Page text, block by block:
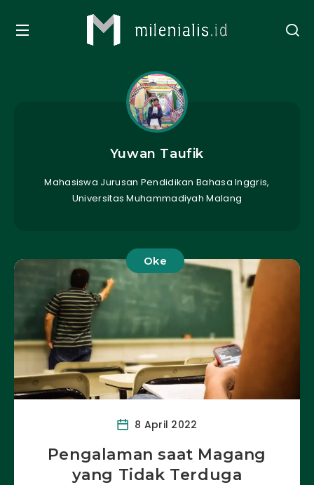
Yuwan Taufik
Mahasiswa Jurusan Pendidikan Bahasa Inggris,
Universitas Muhammadiyah Malang
Oke
8 April 2022
Pengalaman saat Magang
yang Tidak Terduga